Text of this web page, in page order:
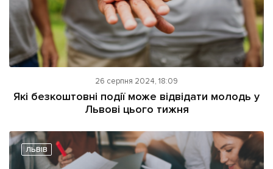
26 серпня 2024, 18:09
Які безкоштовні події може відвідати молодь у
Львові цього тижня
ЛЬВІВ